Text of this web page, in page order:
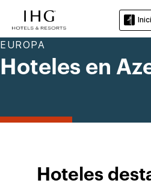
EUROPA
Hoteles en
Hoteles